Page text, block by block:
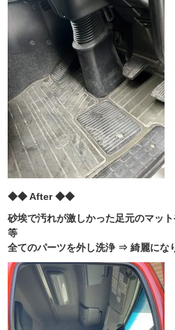
◆◆ After ◆◆
砂埃で汚れが激しかった足元のマッ
等
全てのパーツを外し洗浄 ⇒ 綺麗にな